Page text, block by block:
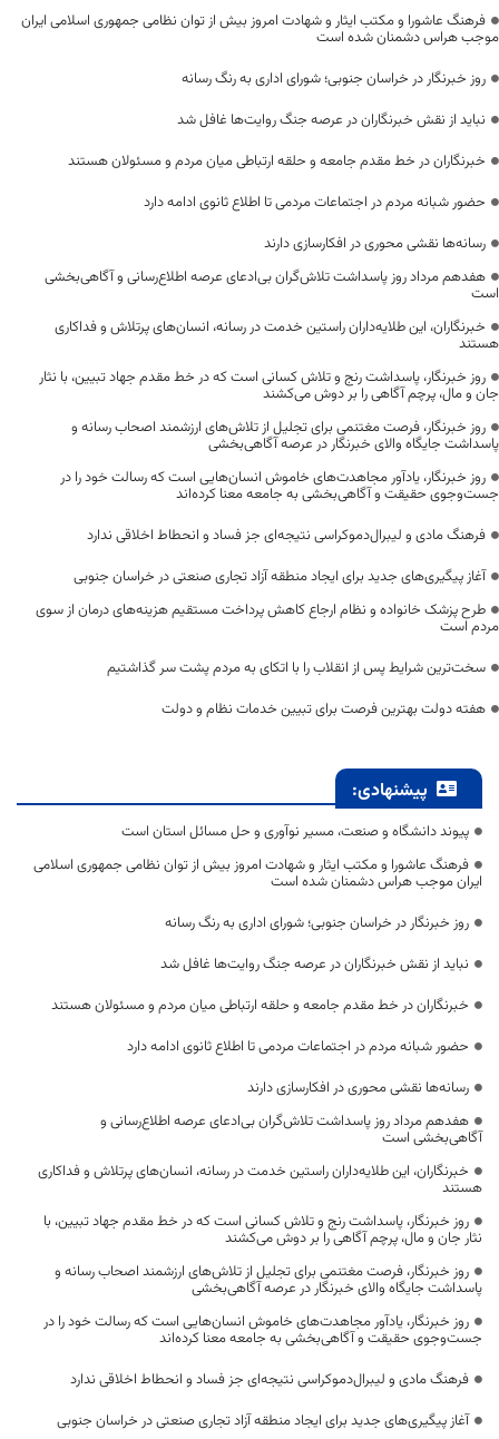
فرهنگ عاشورا و مکتب ایثار و شهادت امروز بیش از توان نظامی جمهوری اسلامی ایران
موجب هراس دشمنان شده است
روز خبرنگار در خراسان جنوبی؛ شورای اداری به رنگ رسانه
نباید از نقش خبرنگاران در عرصه جنگ روایت‌ها غافل شد
خبرنگاران در خط مقدم جامعه و حلقه ارتباطی میان مردم و مسئولان هستند
حضور شبانه مردم در اجتماعات مردمی تا اطلاع ثانوی ادامه دارد
رسانه‌ها نقشی محوری در افکارسازی دارند
هفدهم مرداد روز پاسداشت تلاش‌گران بی‌ادعای عرصه اطلاع‌رسانی و آگاهی‌بخشی
است
خبرنگاران، این طلایه‌داران راستین خدمت در رسانه، انسان‌های پرتلاش و فداکاری
هستند
روز خبرنگار، پاسداشت رنج و تلاش کسانی است که در خط مقدم جهاد تبیین، با نثار
جان و مال، پرچم آگاهی را بر دوش می‌کشند
روز خبرنگار، فرصت مغتنمی برای تجلیل از تلاش‌های ارزشمند اصحاب رسانه و
پاسداشت جایگاه والای خبرنگار در عرصه آگاهی‌بخشی
روز خبرنگار، یادآور مجاهدت‌های خاموش انسان‌هایی است که رسالت خود را در
جست‌وجوی حقیقت و آگاهی‌بخشی به جامعه معنا کرده‌اند
فرهنگ مادی و لیبرال‌دموکراسی نتیجه‌ای جز فساد و انحطاط اخلاقی ندارد
آغاز پیگیری‌های جدید برای ایجاد منطقه آزاد تجاری صنعتی در خراسان جنوبی
طرح پزشک خانواده و نظام ارجاع کاهش پرداخت مستقیم هزینه‌های درمان از سوی
مردم است
سخت‌ترین شرایط پس از انقلاب را با اتکای به مردم پشت سر گذاشتیم
هفته دولت بهترین فرصت برای تبیین خدمات نظام و دولت
پیشنهادی:
پیوند دانشگاه و صنعت، مسیر نوآوری و حل مسائل استان است
فرهنگ عاشورا و مکتب ایثار و شهادت امروز بیش از توان نظامی جمهوری اسلامی
ایران موجب هراس دشمنان شده است
روز خبرنگار در خراسان جنوبی؛ شورای اداری به رنگ رسانه
نباید از نقش خبرنگاران در عرصه جنگ روایت‌ها غافل شد
خبرنگاران در خط مقدم جامعه و حلقه ارتباطی میان مردم و مسئولان هستند
حضور شبانه مردم در اجتماعات مردمی تا اطلاع ثانوی ادامه دارد
رسانه‌ها نقشی محوری در افکارسازی دارند
هفدهم مرداد روز پاسداشت تلاش‌گران بی‌ادعای عرصه اطلاع‌رسانی و
آگاهی‌بخشی است
خبرنگاران، این طلایه‌داران راستین خدمت در رسانه، انسان‌های پرتلاش و فداکاری
هستند
روز خبرنگار، پاسداشت رنج و تلاش کسانی است که در خط مقدم جهاد تبیین، با
نثار جان و مال، پرچم آگاهی را بر دوش می‌کشند
روز خبرنگار، فرصت مغتنمی برای تجلیل از تلاش‌های ارزشمند اصحاب رسانه و
پاسداشت جایگاه والای خبرنگار در عرصه آگاهی‌بخشی
روز خبرنگار، یادآور مجاهدت‌های خاموش انسان‌هایی است که رسالت خود را در
جست‌وجوی حقیقت و آگاهی‌بخشی به جامعه معنا کرده‌اند
فرهنگ مادی و لیبرال‌دموکراسی نتیجه‌ای جز فساد و انحطاط اخلاقی ندارد
آغاز پیگیری‌های جدید برای ایجاد منطقه آزاد تجاری صنعتی در خراسان جنوبی